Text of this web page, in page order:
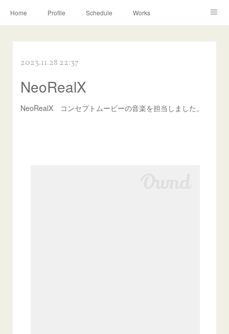
Home Profile Schedule Works
2023.11.28 22:37
NeoRealX
NeoRealX コンセプトムービーの音楽を担当しました。